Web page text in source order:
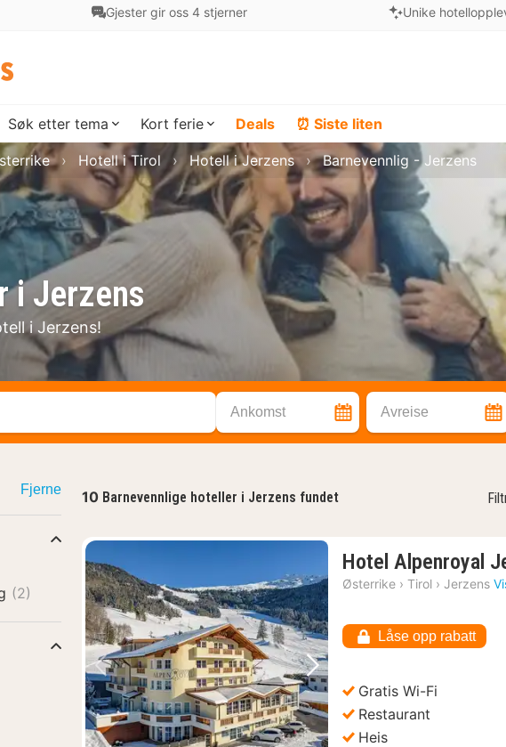
Gjester gir oss 4 stjerner Unike
Søk etter tema Kort ferie Deals ⏰ Siste liten
i Jerzens
i Jerzens!
Hotell i Tirol Hotell i Jerzens Barnevennlig - Jerzens
Ankomst Avreise
10 Barnevennlige hoteller i Jerzens fundet
Forrige bilde Neste bilde
Hotel Alpenroyal
Østerrike › Tirol › Jerzens
Låse opp rabatt
Gratis Wi-Fi
Restaurant
Heis
Fjerne
(2)